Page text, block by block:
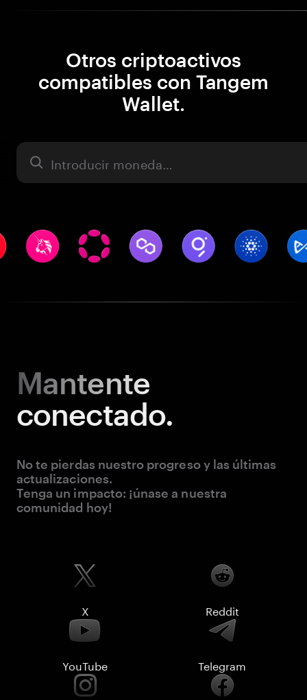
Otros criptoactivos
compatibles con Tangem
Wallet.
Activo
Mantente
conectado.
No te pierdas nuestro progreso y las últimas
actualizaciones.
Tenga un impacto: ¡únase a nuestra
comunidad hoy!
X Reddit
YouTube Telegram